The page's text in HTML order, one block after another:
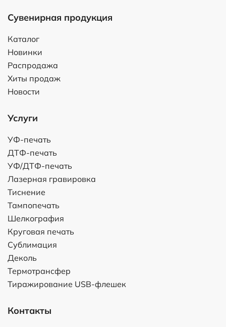
Сувенирная продукция
Каталог
Новинки
Распродажа
Хиты продаж
Новости
Услуги
УФ-печать
ДТФ-печать
УФ/ДТФ-печать
Лазерная гравировка
Тиснение
Тампопечать
Шелкография
Круговая печать
Сублимация
Деколь
Термотрансфер
Тиражирование USB-флешек
Контакты